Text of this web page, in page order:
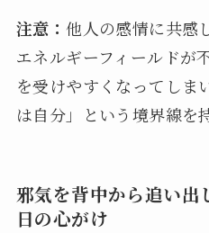
注意：他人の感情に共感
エネルギーフィールドが
を受けやすくなってしま
は自分」という境界線を
邪気を背中から追い
日の心がけ